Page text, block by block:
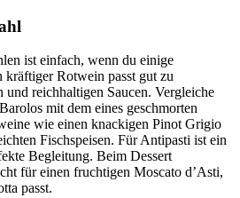
ist einfach, wenn du einige
kräftiger Rotwein passt gut zu
und reichhaltigen Saucen. Vergleiche
mit dem eines geschmorten
wie einen knackigen Pinot Grigio
Fischspeisen. Für Antipasti ist ein
Begleitung. Beim Dessert
für einen fruchtigen Moscato d’Asti,
passt.